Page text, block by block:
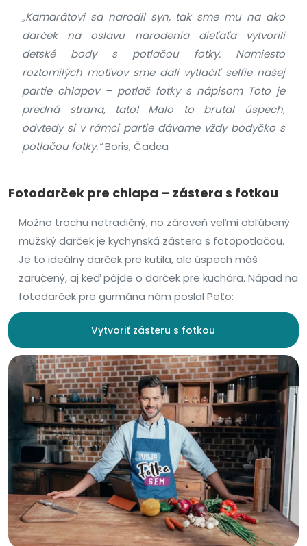
„Kamarátovi sa narodil syn, tak sme mu na ako
darček na oslavu narodenia dieťaťa vytvorili
detské body s potlačou fotky. Namiesto
roztomilých motívov sme dali vytlačiť selfie našej
partie chlapov – potlač fotky s nápisom Toto je
predná strana, tato! Malo to brutal úspech,
odvtedy si v rámci partie dávame vždy bodyčko s
potlačou fotky.“Boris, Čadca
Fotodarček pre chlapa – zástera s fotkou
Možno trochu netradičný, no zároveň veľmi obľúbený
mužský darček je kychynská zástera s fotopotlačou.
Je to ideálny darček pre kutila, ale úspech máš
zaručený, aj keď pôjde o darček pre kuchára. Nápad na
fotodarček pre gurmána nám poslal Peťo:
Vytvoriť zásteru s fotkou